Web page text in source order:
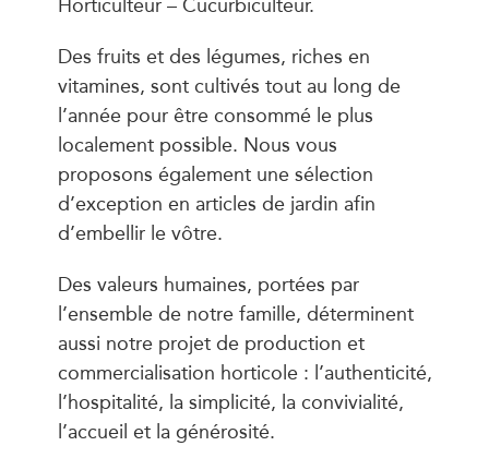
Des fruits et des légumes, riches en
vitamines, sont cultivés tout au long de
l’année pour être consommé le plus
localement possible. Nous vous
proposons également une sélection
d’exception en articles de jardin afin
d’embellir le vôtre.
Des valeurs humaines, portées par
l’ensemble de notre famille, déterminent
aussi notre projet de production et
commercialisation horticole : l’authenticité,
l’hospitalité, la simplicité, la convivialité,
l’accueil et la générosité.